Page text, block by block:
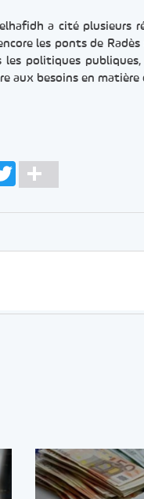
a cité plusieurs
les ponts de
les politiques
aux besoins en matière
TwitterPartager